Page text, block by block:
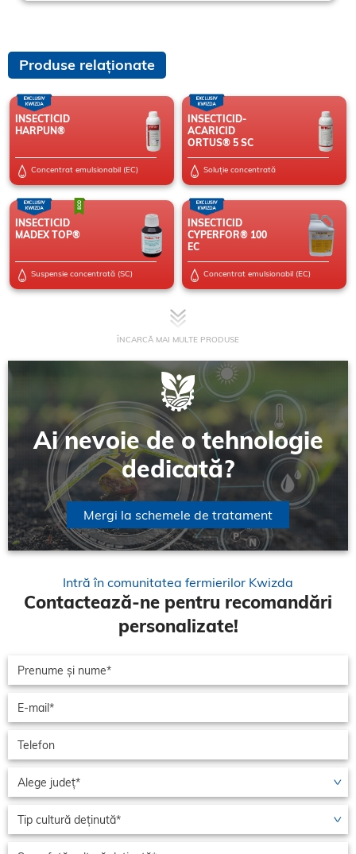
Produse relaționate
INSECTICID
HARPUN®
Concentrat emulsionabil (EC)
INSECTICID-
ACARICID
ORTUS® 5 SC
Soluție concentrată
INSECTICID
MADEX TOP®
Suspensie concentrată (SC)
INSECTICID
CYPERFOR® 100
EC
Concentrat emulsionabil (EC)
ÎNCARCĂ MAI MULTE PRODUSE
Ai nevoie de o tehnologie
dedicată?
Mergi la schemele de tratament
Intră în comunitatea fermierilor Kwizda
Contactează-ne pentru recomandări
personalizate!